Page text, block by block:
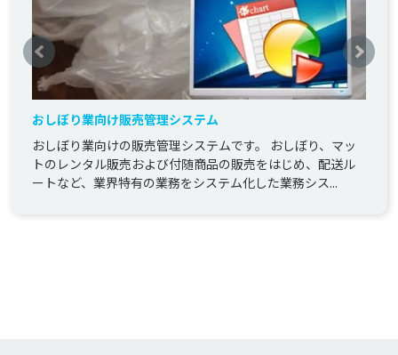
おしぼり業向け販売管理システム
おしぼり業向けの販売管理システムです。 おしぼり、マッ
トのレンタル販売および付随商品の販売をはじめ、配送ル
ートなど、業界特有の業務をシステム化した業務シス...